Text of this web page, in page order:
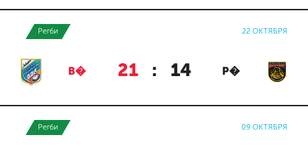
Регби 22 ОКТЯБРЯ
В� 21 : 14 Р�
Регби 09 ОКТЯБРЯ